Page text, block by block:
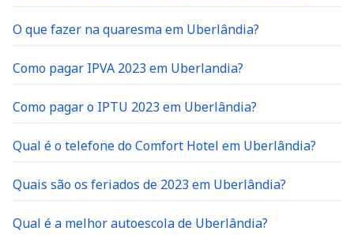
O que fazer na quaresma em Uberlândia?
Como pagar IPVA 2023 em Uberlandia?
Como pagar o IPTU 2023 em Uberlândia?
Qual é o telefone do Comfort Hotel em Uberlândia?
Quais são os feriados de 2023 em Uberlândia?
Qual é a melhor autoescola de Uberlândia?